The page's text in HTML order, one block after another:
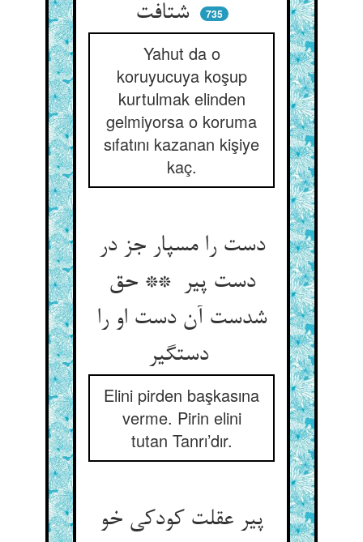
شتافت
735
Yahut da o
koruyucuya koşup
kurtulmak elinden
gelmiyorsa o koruma
sıfatını kazanan kişiye
kaç.
دست را مسپار جز در
دست پیر ** حق
شدست آن دست او را
دستگیر
Elini pirden başkasına
verme. Pirin elini
tutan Tanrı’dır.
پیر عقلت کودکی خو